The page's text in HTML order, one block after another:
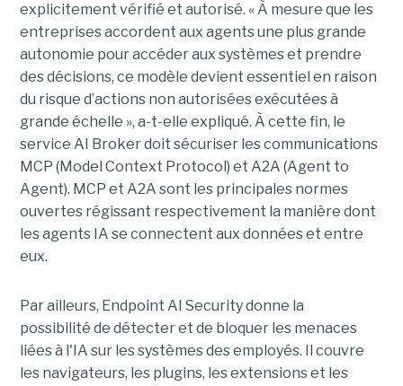
explicitement vérifié et autorisé. « À mesure que les
entreprises accordent aux agents une plus grande
autonomie pour accéder aux systèmes et prendre
des décisions, ce modèle devient essentiel en raison
du risque d’actions non autorisées exécutées à
grande échelle », a-t-elle expliqué. À cette fin, le
service AI Broker doit sécuriser les communications
MCP (Model Context Protocol) et A2A (Agent to
Agent). MCP et A2A sont les principales normes
ouvertes régissant respectivement la manière dont
les agents IA se connectent aux données et entre
eux.
Par ailleurs, Endpoint AI Security donne la
possibilité de détecter et de bloquer les menaces
liées à l'IA sur les systèmes des employés. Il couvre
les navigateurs, les plugins, les extensions et les